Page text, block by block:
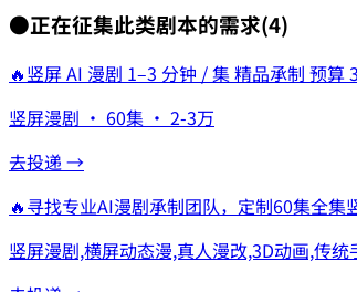
●正在征集此类剧本的需求(4)
🔥竖屏 AI 漫剧 1–3 分钟 / 集 精品承制 预算
竖屏漫剧 · 60集 · 2-3万
去投递 →
🔥寻找专业AI漫剧承制团队，定制60集全集
竖屏漫剧,横屏动态漫,真人漫改,3D动画,传